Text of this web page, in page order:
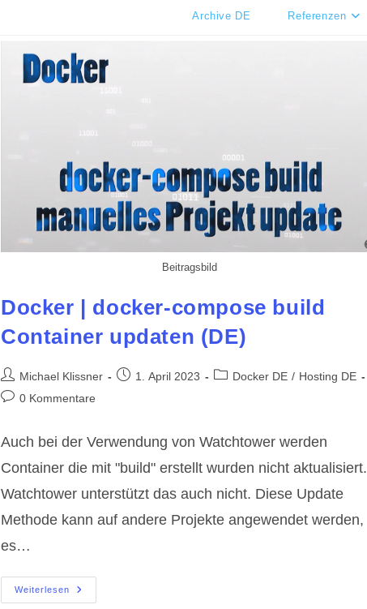
Archive DE Referenzen
Beitragsbild
Docker | docker-compose build
Container updaten (DE)
Beitrags-
Autor:
Michael Klissner
Beitrag1. April 2023
Beitrags-
Docker DE / Hosting DE
Beitrags-
0 Kommentare
Auch bei der Verwendung von Watchtower werden
Container die mit "build" erstellt wurden nicht aktualisiert.
Watchtower unterstützt das auch nicht. Diese Update
Methode kann auf andere Projekte angewendet werden,
es…
Weiterlesen
Docker
|